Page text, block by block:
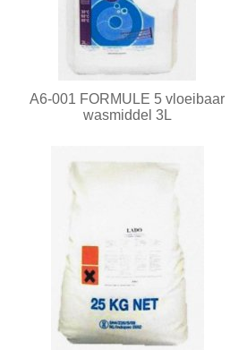
A6-001 FORMULE 5 vloeibaar
wasmiddel 3L